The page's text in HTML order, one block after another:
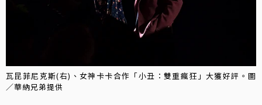
瓦昆菲尼克斯(右)、女神卡卡合作「小丑：雙重瘋狂」大獲好評。圖
／華納兄弟提供